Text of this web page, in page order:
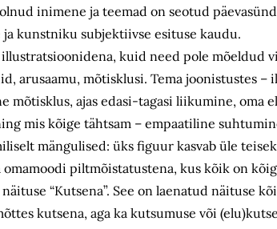
inimene ja teemad on seotud
kunstniku subjektiivse esituse kaudu.
kuid need pole mõeldud
arusaamu, mõtisklusi. Tema joonistustes –
mõtisklus, ajas edasi-tagasi liikumine, oma
mis kõige tähtsam – empaatiline
mängulised: üks figuur kasvab üle
omamoodi piltmõistatustena, kus kõik on
“Kutsena”. See on laenatud näituse
kutsena, aga ka kutsumuse või